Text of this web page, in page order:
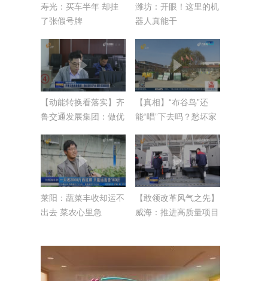
寿光：买车半年 却挂
了张假号牌
潍坊：开眼！这里的机
器人真能干
【动能转换看落实】齐
鲁交通发展集团：做优
量
【真相】“布谷鸟”还
能“唱”下去吗？愁坏家
停
莱阳：蔬菜丰收却运不
出去 菜农心里急
【敢领改革风气之先】
威海：推进高质量项目